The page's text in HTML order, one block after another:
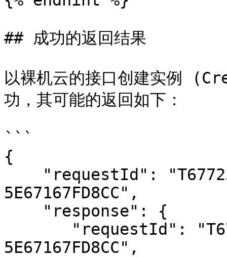
## 成功的返回结果
以裸机云的接口创建实例
功，其可能的返回如下：
```
{
5E67167FD8CC",
5E67167FD8CC",